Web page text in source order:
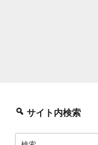
サイト内検索